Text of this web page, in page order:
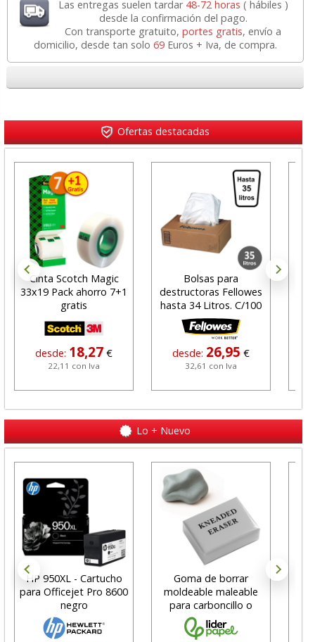
Las entregas suelen tardar 48-72 horas ( hábiles )
desde la confirmación del pago.
Con transporte gratuito,portes gratis, envío a
domicilio, desde tan solo69 Euros + Iva, de compra.
Ofertas destacadas
Cinta Scotch Magic
33x19 Pack ahorro 7+1
gratis
desde: 18,27 €
22,11 con Iva
Bolsas para
destructoras Fellowes
hasta 34 Litros. C/100
desde: 26,95 €
32,61 con Iva
Lo + Nuevo
HP 950XL - Cartucho
para Officejet Pro 8600
negro
Goma de borrar
moldeable maleable
para carboncillo o
grafito